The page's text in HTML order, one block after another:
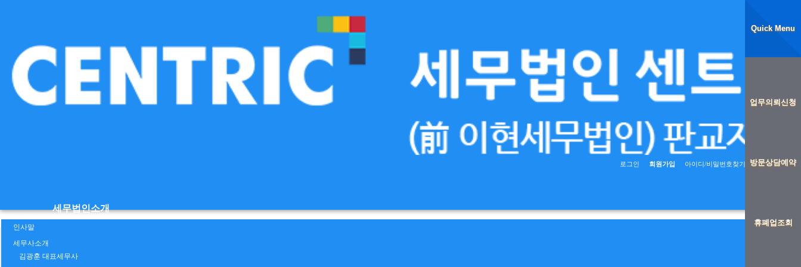
Quick Menu
업무의뢰신청
방문상담예약
휴폐업조회
로그인 회원가입 아이디/비밀번호찾기 전체메뉴
세무법인소개
인사말
세무사소개
김광훈 대표세무사
상담전화
대표번호